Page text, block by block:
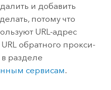
и добавить
потому что
URL-адрес
обратного прокси-
разделе
сервисам.